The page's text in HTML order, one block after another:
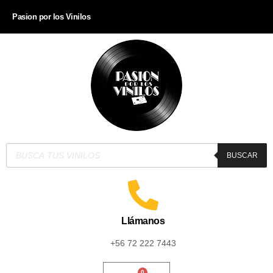
Pasion por los Vinilos
BUSCAR
Llámanos
+56 72 222 7443